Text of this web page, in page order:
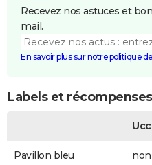
Recevez nos astuces et
mail.
En savoir plus sur notre politique
Labels et
Pavillon bleu non